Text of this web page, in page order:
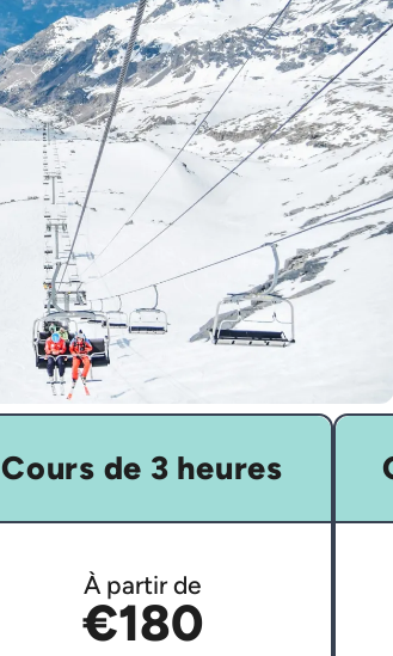
Cours de 3 heures
À partir de
€180